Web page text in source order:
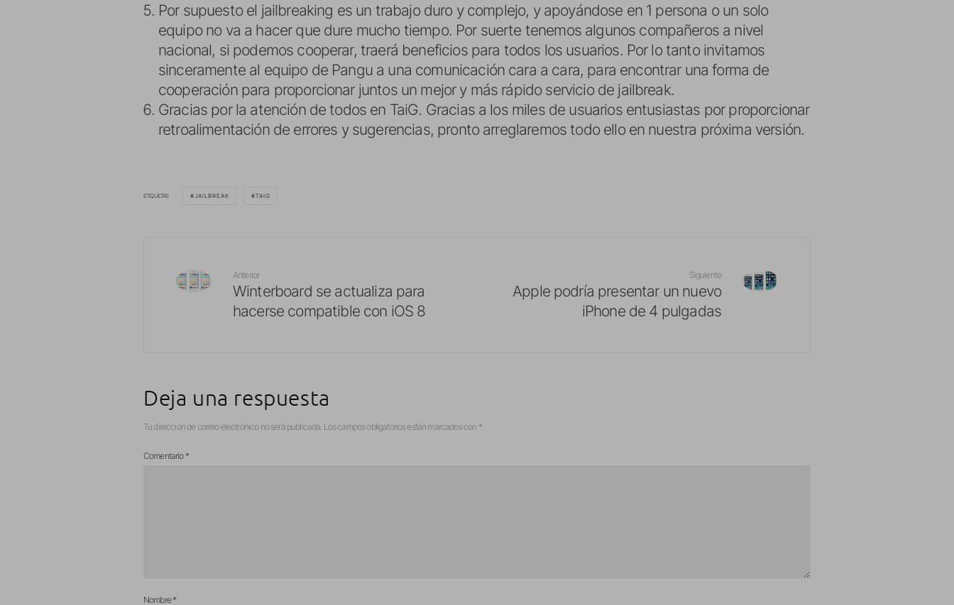
Por supuesto el jailbreaking es un trabajo duro y complejo, y apoyándose en 1 persona o un solo
equipo no va a hacer que dure mucho tiempo. Por suerte tenemos algunos compañeros a nivel
nacional, si podemos cooperar, traerá beneficios para todos los usuarios. Por lo tanto invitamos
sinceramente al equipo de Pangu a una comunicación cara a cara, para encontrar una forma de
cooperación para proporcionar juntos un mejor y más rápido servicio de jailbreak.
Gracias por la atención de todos en TaiG. Gracias a los miles de usuarios entusiastas por proporcionar
retroalimentación de errores y sugerencias, pronto arreglaremos todo ello en nuestra próxima versión.
ETIQUETAS JAILBREAK TAIG
Anterior
Winterboard se actualiza para
hacerse compatible con iOS 8
Siguiente
Apple podría presentar un nuevo
iPhone de 4 pulgadas
Deja una respuesta
Tu dirección de correo electrónico no será publicada. Los campos obligatorios están marcados con *
Comentario *
Nombre*